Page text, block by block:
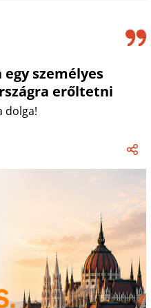
személyes
erőltetni
dolga!